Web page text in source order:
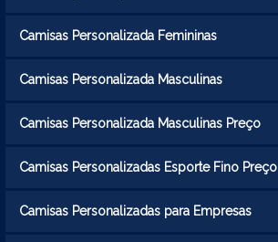
Camisas Personalizada Femininas
Camisas Personalizada Masculinas
Camisas Personalizada Masculinas Preço
Camisas Personalizadas Esporte Fino Preço
Camisas Personalizadas para Empresas